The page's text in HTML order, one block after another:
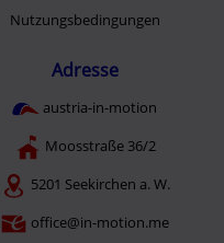
Nutzungsbedingungen
Adresse
austria-in-motion
Moosstraße 36/2
5201 Seekirchen a. W.
office@in-motion.me